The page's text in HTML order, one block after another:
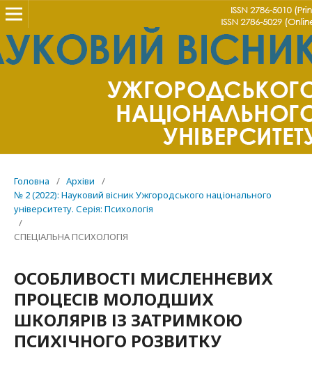
Головна / Архіви
/
№ 2 (2022): Науковий вісник Ужгородського національного
університету. Серія: Психологія
/
СПЕЦІАЛЬНА ПСИХОЛОГІЯ
ОСОБЛИВОСТІ МИСЛЕННЄВИХ
ПРОЦЕСІВ МОЛОДШИХ
ШКОЛЯРІВ ІЗ ЗАТРИМКОЮ
ПСИХІЧНОГО РОЗВИТКУ